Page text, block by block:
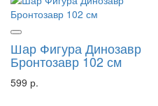
Шар Фигура Динозавр
Бронтозавр 102 см
599 р.